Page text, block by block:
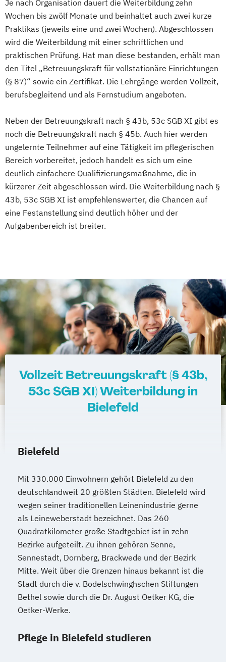
Je nach Organisation dauert die Weiterbildung zehn
Wochen bis zwölf Monate und beinhaltet auch zwei kurze
Praktikas (jeweils eine und zwei Wochen). Abgeschlossen
wird die Weiterbildung mit einer schriftlichen und
praktischen Prüfung. Hat man diese bestanden, erhält man
den Titel „Betreuungskraft für vollstationäre Einrichtungen
(§ 87)“ sowie ein Zertifikat. Die Lehrgänge werden Vollzeit,
berufsbegleitend und als Fernstudium angeboten.
Neben der Betreuungskraft nach § 43b, 53c SGB XI gibt es
noch die Betreuungskraft nach § 45b. Auch hier werden
ungelernte Teilnehmer auf eine Tätigkeit im pflegerischen
Bereich vorbereitet, jedoch handelt es sich um eine
deutlich einfachere Qualifizierungsmaßnahme, die in
kürzerer Zeit abgeschlossen wird. Die Weiterbildung nach §
43b, 53c SGB XI ist empfehlenswerter, die Chancen auf
eine Festanstellung sind deutlich höher und der
Aufgabenbereich ist breiter.
Vollzeit Betreuungskraft (§ 43b,
53c SGB XI) Weiterbildung in
Bielefeld
Bielefeld
Mit 330.000 Einwohnern gehört Bielefeld zu den
deutschlandweit 20 größten Städten. Bielefeld wird
wegen seiner traditionellen Leinenindustrie gerne
als Leineweberstadt bezeichnet. Das 260
Quadratkilometer große Stadtgebiet ist in zehn
Bezirke aufgeteilt. Zu ihnen gehören Senne,
Sennestadt, Dornberg, Brackwede und der Bezirk
Mitte. Weit über die Grenzen hinaus bekannt ist die
Stadt durch die v. Bodelschwinghschen Stiftungen
Bethel sowie durch die Dr. August Oetker KG, die
Oetker-Werke.
Pflege in Bielefeld studieren